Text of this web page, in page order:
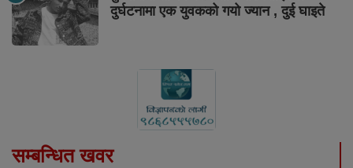
दुर्घटनामा एक युवकको गयो ज्यान , दुई घाइते
सम्बन्धित खवर